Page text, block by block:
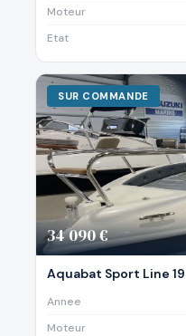
Moteur
Etat
SUR COMMANDE
34 090 €
Aquabat Sport Line 19
Annee
Moteur